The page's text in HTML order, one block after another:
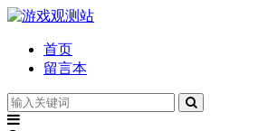
首页
留言本